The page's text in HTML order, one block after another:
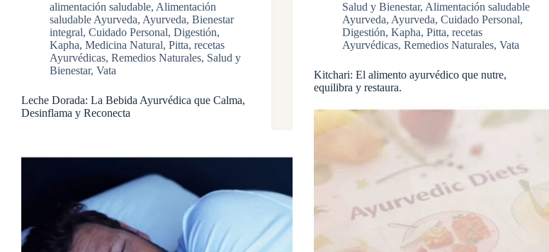
alimentación saludable, Alimentación
saludable Ayurveda, Ayurveda, Bienestar
integral, Cuidado Personal, Digestión,
Kapha, Medicina Natural, Pitta, recetas
Ayurvédicas, Remedios Naturales, Salud y
Bienestar, Vata
Leche Dorada: La Bebida Ayurvédica que Calma,
Desinflama y Reconecta
Salud y Bienestar, Alimentación saludable
Ayurveda, Ayurveda,Cuidado Personal,
Digestión,Kapha,Pitta,recetas
Ayurvédicas,Remedios Naturales,Vata
Kitchari: El alimento ayurvédico que nutre,
equilibra y restaura.